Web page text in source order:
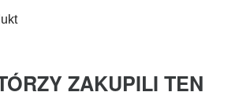
ZAKUPILI TEN